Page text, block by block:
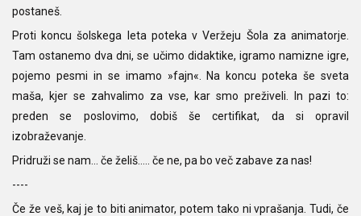
postaneš.
Proti koncu šolskega leta poteka v Veržeju Šola za animatorje.
Tam ostanemo dva dni, se učimo didaktike, igramo namizne igre,
pojemo pesmi in se imamo »fajn«. Na koncu poteka še sveta
maša, kjer se zahvalimo za vse, kar smo preživeli. In pazi to:
preden se poslovimo, dobiš še certifikat, da si opravil
izobraževanje.
Pridruži se nam… če želiš….. če ne, pa bo več zabave za nas!
----
Če že veš, kaj je to biti animator, potem tako ni vprašanja. Tudi, če